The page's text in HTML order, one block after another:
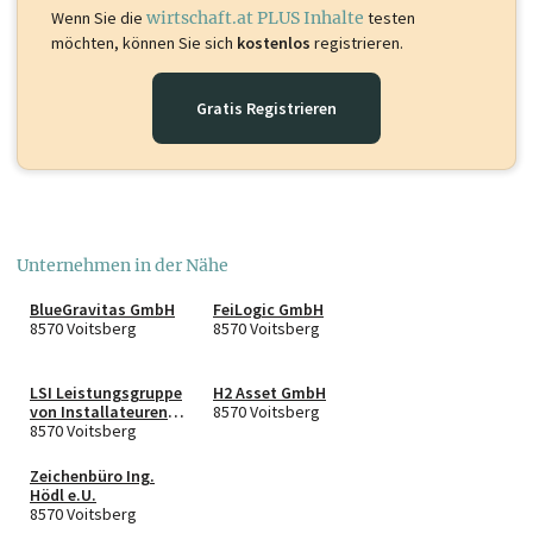
Wenn Sie die wirtschaft.at PLUS Inhalte testen
möchten, können Sie sich kostenlos registrieren.
Gratis Registrieren
Unternehmen in der Nähe
BlueGravitas GmbH
8570 Voitsberg
FeiLogic GmbH
8570 Voitsberg
LSI Leistungsgruppe
von Installateuren
HandelsgesmbH
8570 Voitsberg
H2 Asset GmbH
8570 Voitsberg
Zeichenbüro Ing.
Hödl e.U.
8570 Voitsberg